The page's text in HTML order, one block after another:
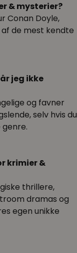
& mysterier?
Conan Doyle,
af de mest kendte
jeg ikke
og favner
selv hvis du
krimier &
thrillere,
dramas og
egen unikke